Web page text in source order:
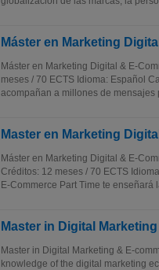
Máster en Marketing
Máster en Marketing Digital & E-
meses / 70 ECTS Idioma: Español
acompañan a millones de mensajes
Master en Marketing
Máster en Marketing Digital & E-
Créditos: 12 meses / 70 ECTS
E-Commerce Part Time te enseñará
Master in Digital
Master in Digital Marketing & E-
knowledge of the digital marketing